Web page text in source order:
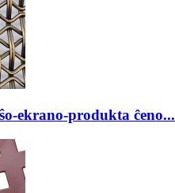
ekrano-produkta ĉeno...